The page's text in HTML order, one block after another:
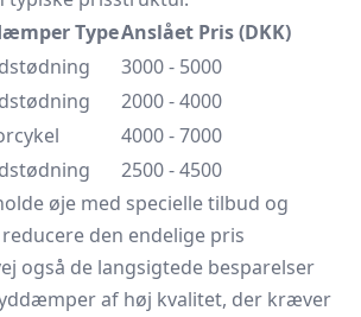
TypeAnslået Pris (DKK)
3000 - 5000
2000 - 4000
4000 - 7000
2500 - 4500
øje med specielle tilbud og
den endelige pris
også de langsigtede besparelser
af høj kvalitet, der kræver